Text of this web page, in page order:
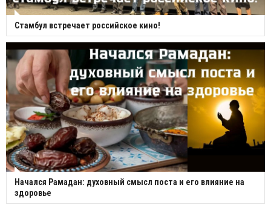
Стамбул встречает российское кино!
Начался Рамадан: духовный смысл поста и его влияние на
здоровье